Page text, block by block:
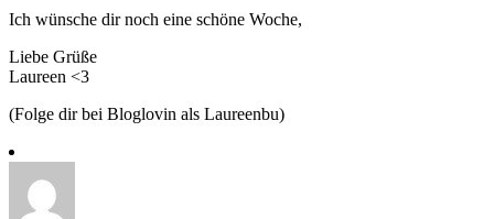
Ich wünsche dir noch eine schöne Woche,
Liebe Grüße
Laureen <3
(Folge dir bei Bloglovin als Laureenbu)